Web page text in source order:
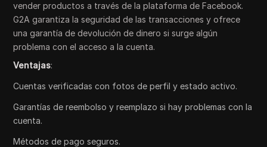
vender productos a través de la plataforma de Facebook.
G2A garantiza la seguridad de las transacciones y ofrece
una garantía de devolución de dinero si surge algún
problema con el acceso a la cuenta.
Ventajas:
Cuentas verificadas con fotos de perfil y estado activo.
Garantías de reembolso y reemplazo si hay problemas con la
cuenta.
Métodos de pago seguros.